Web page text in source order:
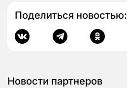
Поделиться новостью:
Новости партнеров